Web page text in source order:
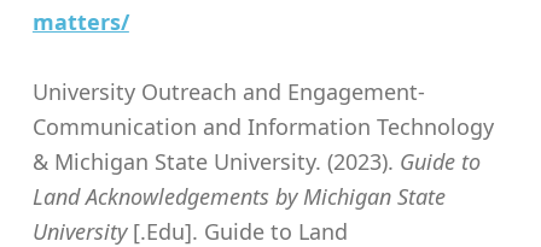
matters/
University Outreach and Engagement-
Communication and Information Technology
& Michigan State University. (2023). Guide to
Land Acknowledgements by Michigan State
University[.Edu]. Guide to Land